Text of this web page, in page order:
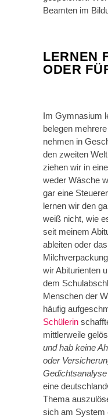
Beamten im
LERNEN
ODER
Im Gymnasium
belegen
nehmen in
den zweiten
ziehen wir in eine
weder Wäsche
gar eine
lernen wir den
weiß nicht, wie
seit meinem
ableiten oder
wir Abiturienten
dem
Menschen der
häufig
Schülerin
mittlerweile
und hab keine
oder
eine
Thema
sich am System